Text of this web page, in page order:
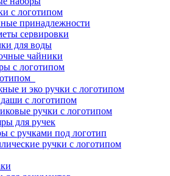
с логотипом
принадлежности
сервировки
для воды
чайники
с логотипом
и эко ручки с логотипом
с логотипом
ручки с логотипом
для ручек
с ручками под логотип
ручки с логотипом